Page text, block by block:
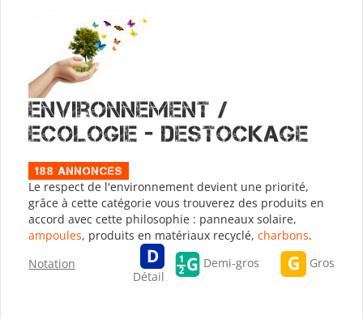
Environnement /
Ecologie - Destockage
188 Annonces
Le respect de l'environnement devient une priorité,
grâce à cette catégorie vous trouverez des produits en
accord avec cette philosophie : panneaux solaire,
ampoules, produits en matériaux recyclé, charbons.
Notation
Détail
Demi-gros Gros